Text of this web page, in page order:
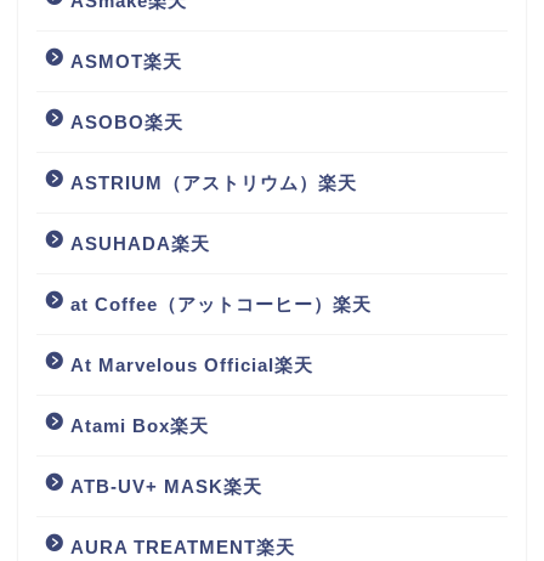
ASMOT楽天
ASOBO楽天
ASTRIUM（アストリウム）楽天
ASUHADA楽天
at Coffee（アットコーヒー）楽天
At Marvelous Official楽天
Atami Box楽天
ATB-UV+ MASK楽天
AURA TREATMENT楽天